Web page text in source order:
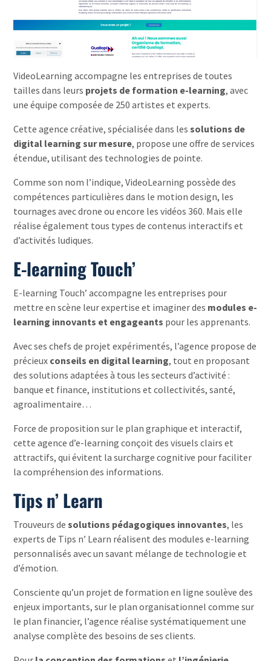
VideoLearning accompagne les entreprises de toutes
tailles dans leurs projets de formation e-learning, avec
une équipe composée de 250 artistes et experts.
Cette agence créative, spécialisée dans lessolutions de
digital learning sur mesure, propose une offre de services
étendue, utilisant des technologies de pointe.
Comme son nom l’indique, VideoLearning possède des
compétences particulières dans le motion design, les
tournages avec drone ou encore les vidéos 360. Mais elle
réalise également tous types de contenus interactifs et
d’activités ludiques.
E-learning Touch’
E-learning Touch’ accompagne les entreprises pour
mettre en scène leur expertise et imaginer des modules e-
learning innovants et engageants pour les apprenants.
Avec ses chefs de projet expérimentés, l’agence propose de
précieux conseils en digital learning, tout en proposant
des solutions adaptées à tous les secteurs d’activité :
banque et finance, institutions et collectivités, santé,
agroalimentaire…
Force de proposition sur le plan graphique et interactif,
cette agence d’e-learning conçoit des visuels clairs et
attractifs, qui évitent la surcharge cognitive pour faciliter
la compréhension des informations.
Tips n’ Learn
Trouveurs desolutions pédagogiques innovantes, les
experts de Tips n’ Learn réalisent des modules e-learning
personnalisés avec un savant mélange de technologie et
d’émotion.
Consciente qu’un projet de formation en ligne soulève des
enjeux importants, sur le plan organisationnel comme sur
le plan financier, l’agence réalise systématiquement une
analyse complète des besoins de ses clients.